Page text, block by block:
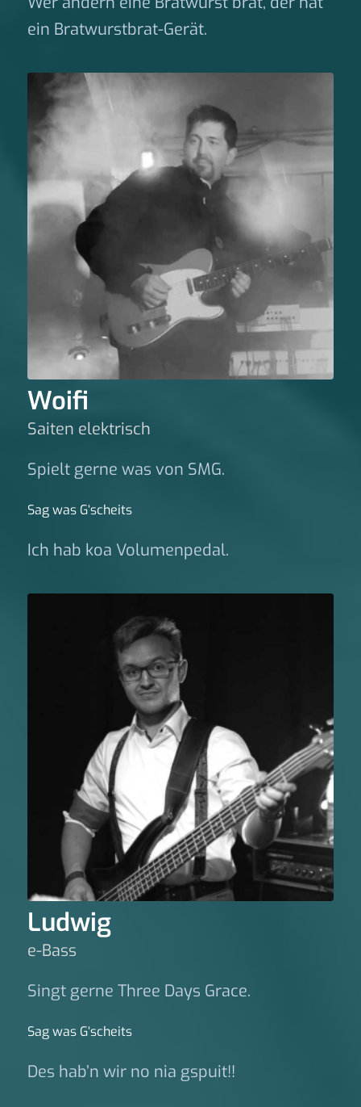
ein Bratwurstbrat-Gerät.
Woifi
Saiten elektrisch
Spielt gerne was von SMG.
Sag was G‘scheits
Ich hab koa Volumenpedal.
Ludwig
e-Bass
Singt gerne Three Days Grace.
Sag was G‘scheits
Des hab’n wir no nia gspuit!!